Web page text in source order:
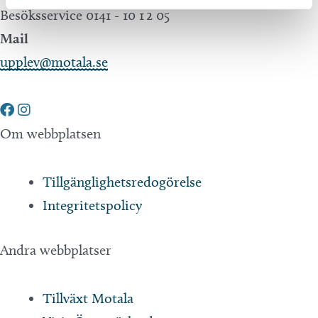
Besöksservice 0141 - 10 1 2 05
Mail
upplev@motala.se
Om webbplatsen
Tillgänglighetsredogörelse
Integritetspolicy
Andra webbplatser
Tillväxt Motala